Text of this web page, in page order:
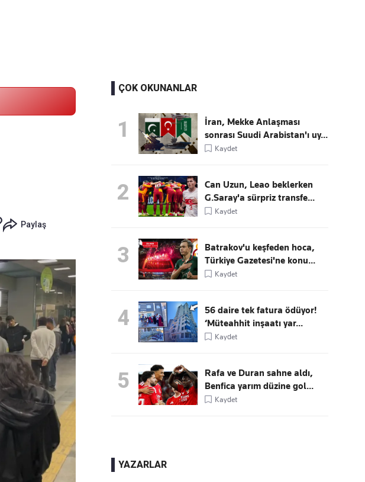
Paylaş
ÇOK OKUNANLAR
1
İran, Mekke Anlaşması
sonrası Suudi Arabistan'ı uy...
Kaydet
2
Can Uzun, Leao beklerken
G.Saray'a sürpriz transfe...
Kaydet
3
Batrakov'u keşfeden hoca,
Türkiye Gazetesi'ne konu...
Kaydet
4
56 daire tek fatura ödüyor!
‘Müteahhit inşaatı yar...
Kaydet
5
Rafa ve Duran sahne aldı,
Benfica yarım düzine gol...
Kaydet
YAZARLAR